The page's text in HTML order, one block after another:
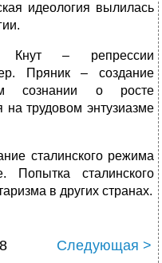
идеология вылилась
– репрессии
Пряник – создание
сознании о росте
на трудовом энтузиазме
сталинского режима
Попытка сталинского
в других странах.
Следующая >